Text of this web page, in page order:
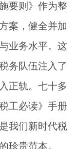
要则》作为整
案，健全并加
业务水平。这
务队伍注入了
正轨。七十多
工必读》手册
我们新时代税
珍贵范本。